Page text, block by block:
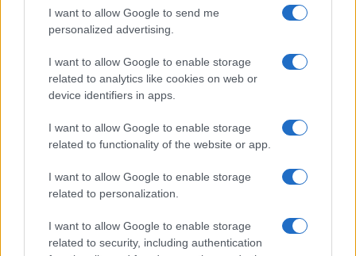
I want to allow Google to send me
personalized advertising.
I want to allow Google to enable storage
related to analytics like cookies on web or
device identifiers in apps.
I want to allow Google to enable storage
related to functionality of the website or app.
I want to allow Google to enable storage
related to personalization.
I want to allow Google to enable storage
related to security, including authentication
tutti i casi, definire regole prioritarie e testarle con
approvate e tracciate nel registro delle eccezioni.
Tra le best practice: simulazioni periodiche su
scenari tipici, doppia quadratura indipendente per
campioni critici, formazione sintetica aidata owner
e aggiornamento del glossario. Un approccio
disciplinato rende l’ISAC non solo correttamente
e difendibile in sede
di verifica, offrendo al contempo una base stabile